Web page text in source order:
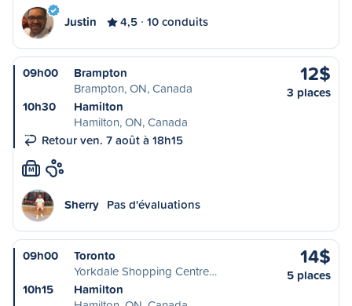
Justin 4,5 10 conduits
09h00
Brampton
Brampton, ON, Canada
10h30
Hamilton
Hamilton, ON, Canada
Retour ven. 7 août à 18h15
12$
3 places
M
Sherry Pas d'évaluations
09h00
Toronto
Yorkdale Shopping Centre…
10h15
Hamilton
14$
5 places